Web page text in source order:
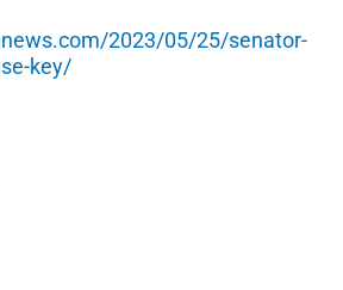
2023/05/25/senator-
key/